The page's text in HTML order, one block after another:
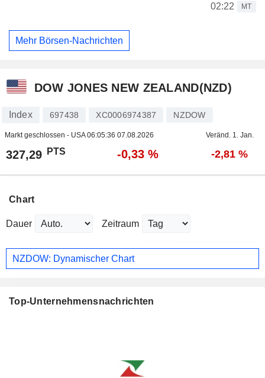
02:22
MT
Mehr Börsen-Nachrichten
DOW JONES NEW ZEALAND(NZD)
Index 697438 XC0006974387 NZDOW
Markt geschlossen - USA06:05:36 07.08.2026 Veränd. 1. Jan.
327,29 PTS -0,33 % -2,81 %
Chart
Dauer Zeitraum
NZDOW: Dynamischer Chart
Top-Unternehmensnachrichten